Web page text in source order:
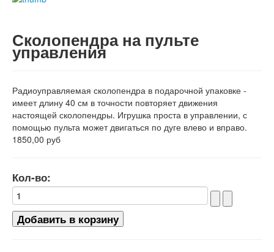
Сколопендра на пульте
управления
Радиоуправляемая сколопендра в подарочной упаковке -
имеет длину 40 см в точности повторяет движения
настоящей сколопендры. Игрушка проста в управлении, с
помощью пульта может двигаться по дуге влево и вправо.
1850,00 руб
Кол-во: